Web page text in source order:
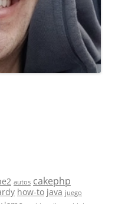
autos cakephp
how-to java juego